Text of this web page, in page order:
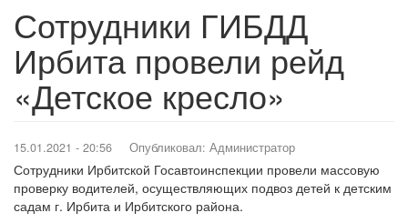
Сотрудники ГИБДД
Ирбита провели рейд
«Детское кресло»
15.01.2021 - 20:56 Опубликовал: Администратор
Сотрудники Ирбитской Госавтоинспекции провели массовую
проверку водителей, осуществляющих подвоз детей к детским
садам г. Ирбита и Ирбитского района.